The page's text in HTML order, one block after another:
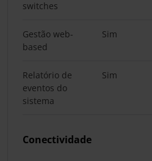
switches
Gestão web-
based
Sim
Relatório de
eventos do
sistema
Sim
Conectividade